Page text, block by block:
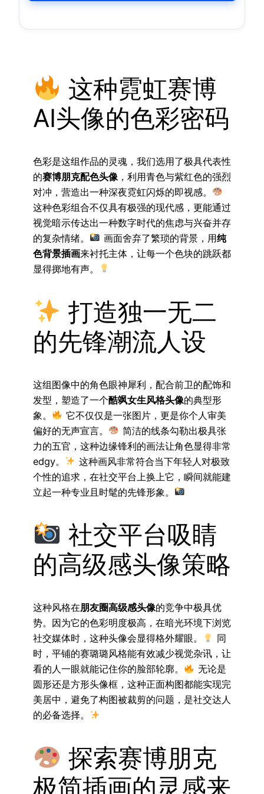
这种霓虹赛博
AI头像的色彩密码
色彩是这组作品的灵魂，我们选用了极具代表性
的赛博朋克配色头像 ，利用青色与紫红色的强烈
对冲，营造出一种深夜霓虹闪烁的即视感。
这种色彩组合不仅具有极强的现代感，更能通过
视觉暗示传达出一种数字时代的焦虑与兴奋并存
的复杂情绪。
画面舍弃了繁琐的背景，用纯
色背景插画来衬托主体，让每一个色块的跳跃都
显得掷地有声。
打造独一无二
的先锋潮流人设
这组图像中的角色眼神犀利，配合前卫的配饰和
发型，塑造了一个酷飒女生风格头像的典型形
象。
它不仅仅是一张图片，更是你个人审美
偏好的无声宣言。
简洁的线条勾勒出极具张
力的五官，这种边缘锋利的画法让角色显得非常
edgy。
这种画风非常符合当下年轻人对极致
个性的追求，在社交平台上换上它，瞬间就能建
立起一种专业且时髦的先锋形象。
社交平台吸睛
的高级感头像策略
这种风格在朋友圈高级感头像的竞争中极具优
势。因为它的色彩明度极高，在暗光环境下浏览
社交媒体时，这种头像会显得格外耀眼。
同
时，平铺的赛璐璐风格能有效减少视觉杂讯，让
看的人一眼就能记住你的脸部轮廓。
无论是
圆形还是方形头像框，这种正面构图都能实现完
美居中，避免了构图被裁剪的问题，是社交达人
的必备选择。
探索赛博朋克
极简插画的灵感来